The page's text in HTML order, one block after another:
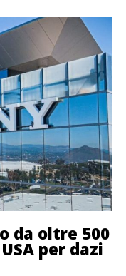
da oltre 500
per dazi